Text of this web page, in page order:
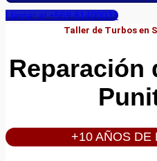
Llamar al +569 81400033
Taller de Turbos en
Reparación
+10 AÑOS DE